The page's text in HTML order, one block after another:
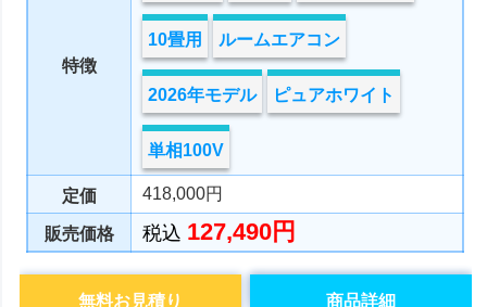
特徴
10畳用 ルームエアコン
2026年モデル ピュアホワイト
単相100V
定価 418,000円
販売価格 税込 127,490円
商品詳細
無料お見積り